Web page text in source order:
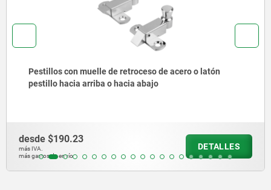
Pasadores de bloqueo con tope
desde$392.21
más IVA.
más gastos de envío
DETALLES